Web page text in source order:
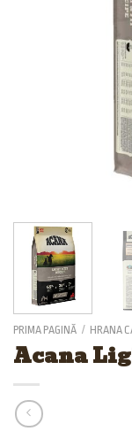
PRIMA PAGINĂ / HRANA
Acana